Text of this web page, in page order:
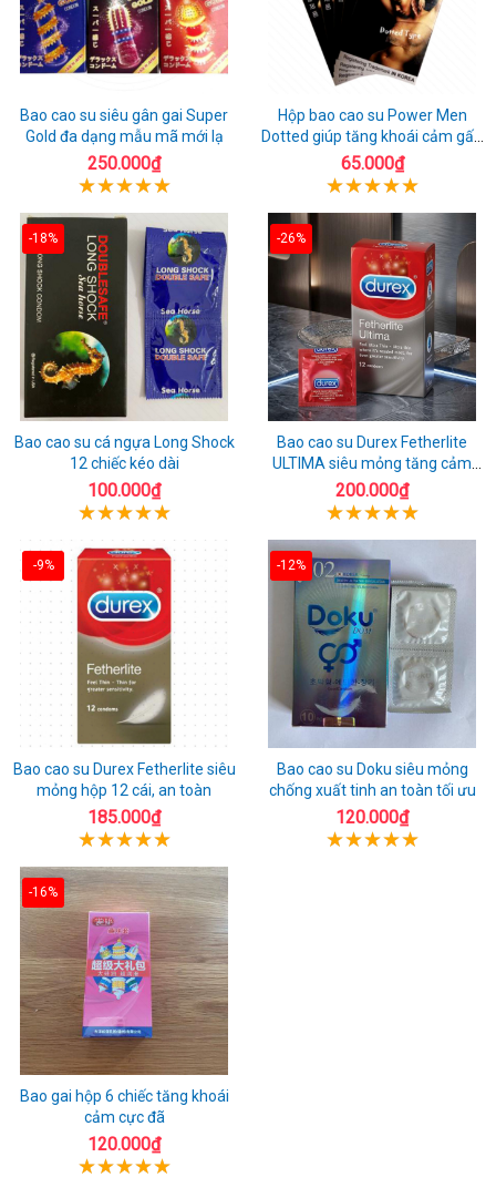
Bao cao su siêu gân gai Super
Gold đa dạng mẫu mã mới lạ
250.000₫
Hộp bao cao su Power Men
Dotted giúp tăng khoái cảm gấp
đôi
65.000₫
-18%
Bao cao su cá ngựa Long Shock
12 chiếc kéo dài
100.000₫
-26%
Bao cao su Durex Fetherlite
ULTIMA siêu mỏng tăng cảm
giác
200.000₫
-9%
Bao cao su Durex Fetherlite siêu
mỏng hộp 12 cái, an toàn
185.000₫
-12%
Bao cao su Doku siêu mỏng
chống xuất tinh an toàn tối ưu
120.000₫
-16%
Bao gai hộp 6 chiếc tăng khoái
cảm cực đã
120.000₫